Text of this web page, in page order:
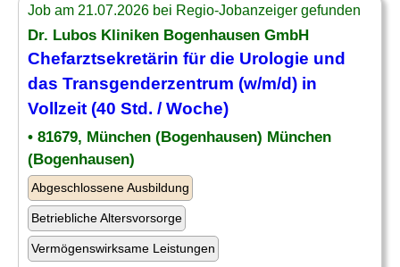
Job am 21.07.2026 bei Regio-Jobanzeiger gefunden
Dr. Lubos Kliniken Bogenhausen GmbH
Chefarztsekretärin für die Urologie und
das Transgenderzentrum (w/m/d) in
Vollzeit (40 Std. / Woche)
• 81679, München (Bogenhausen) München
(Bogenhausen)
Abgeschlossene Ausbildung
Betriebliche Altersvorsorge
Vermögenswirksame Leistungen